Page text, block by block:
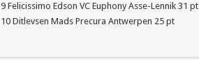
9 Felicissimo Edson VC Euphony Asse-Lennik 31 pt
10 Ditlevsen Mads Precura Antwerpen 25 pt